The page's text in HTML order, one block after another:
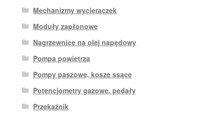
Mechanizmy wycieraczek
Moduły zapłonowe
Nagrzewnice na olej napędowy
Pompa powietrza
Pompy paszowe, kosze ssące
Potencjometry gazowe. pedały
Przekaźnik